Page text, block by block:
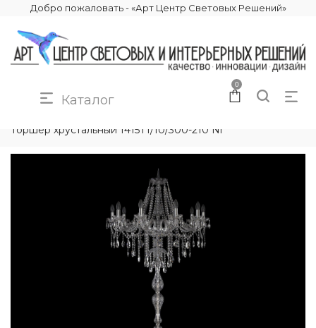
Добро пожаловать - «Арт Центр Световых Решений»
Каталог
0
Торшер хрустальный 1415T1/10/300-210 Ni